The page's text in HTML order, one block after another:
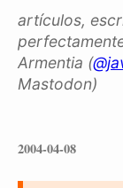
artículos,
Armentia (
Mastodon)
2004-04-08